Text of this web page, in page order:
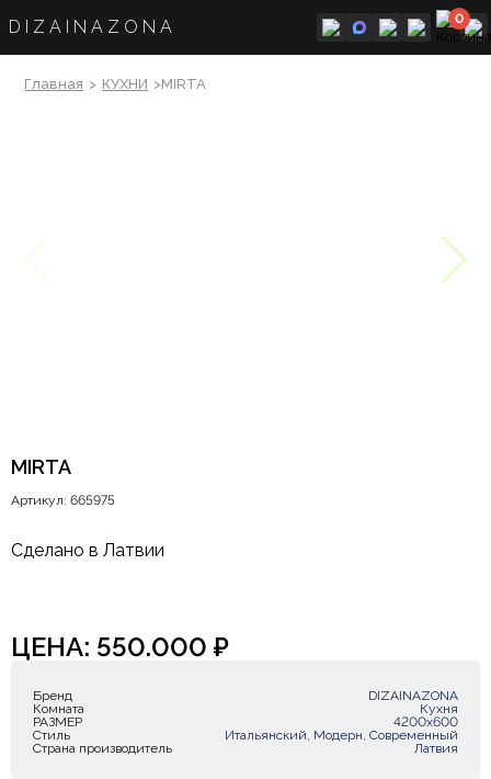
DIZAINAZONA 0
Главная > КУХНИ >MIRTA
MIRTA
Артикул: 665975
Сделано в Латвии
ЦЕНА: 550.000 ₽
Бренд
DIZAINAZONA
Комната
Кухня
РАЗМЕР
4200х600
Стиль
Итальянский, Модерн, Современный
Страна производитель
Латвия